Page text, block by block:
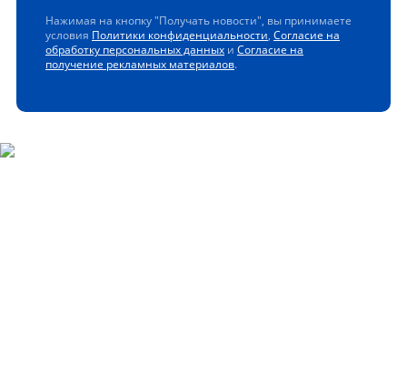
Нажимая на кнопку "Получать новости", вы принимаете
условия Политики конфиденциальности, Согласие на
обработку персональных данных и Согласие на
получение рекламных материалов.